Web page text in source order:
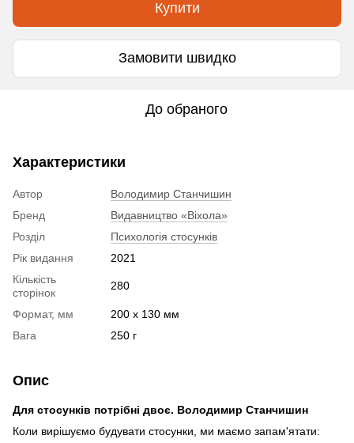
Купити
Замовити швидко
До обраного
Характеристики
Автор
Володимир Станчишин
Бренд
Видавництво «Віхола»
Розділ
Психологія стосунків
Рік видання
2021
Кількість
сторінок
280
Формат, мм
200 x 130 мм
Вага
250 г
Опис
Для стосунків потрібні двоє. Володимир Станчишин
Коли вирішуємо будувати стосунки, ми маємо запам'ятати: